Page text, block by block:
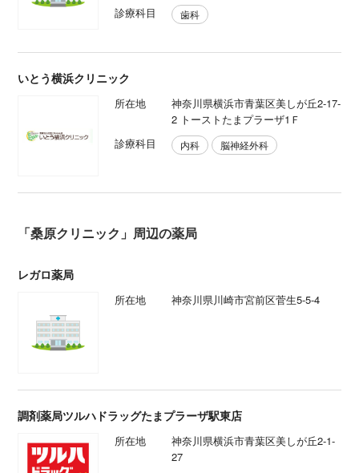
診療科目
歯科
いとう横浜クリニック
所在地
神奈川県横浜市青葉区美しが丘2-17-
2 トーストたまプラーザ1Ｆ
診療科目
内科 脳神経外科
「桑原クリニック」周辺の薬局
レガロ薬局
所在地 神奈川県川崎市宮前区菅生5-5-4
調剤薬局ツルハドラッグたまプラーザ駅東店
所在地
神奈川県横浜市青葉区美しが丘2-1-
27